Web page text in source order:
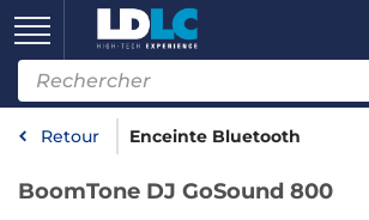
Retour Enceinte Bluetooth
BoomTone DJ GoSound 800